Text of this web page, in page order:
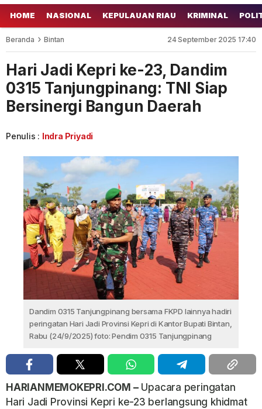
HOME NASIONAL KEPULAUAN RIAU KRIMINAL
Beranda Bintan 24 September 2025 17:40
Hari Jadi Kepri ke-23, Dandim
0315 Tanjungpinang: TNI Siap
Bersinergi Bangun Daerah
Penulis : Indra Priyadi
Dandim 0315 Tanjungpinang bersama FKPD lainnya hadiri
peringatan Hari Jadi Provinsi Kepri di Kantor Bupati Bintan,
Rabu (24/9/2025) foto: Pendim 0315 Tanjungpinang
HARIANMEMOKEPRI.COM –Upacara peringatan
Hari Jadi Provinsi Kepri ke-23 berlangsung khidmat